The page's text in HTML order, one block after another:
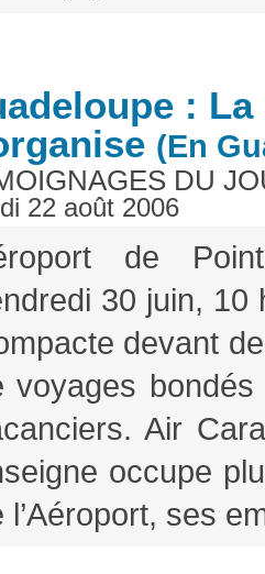
:
(En
DU
22 août 2006
de
30 juin, 10
devant
voyages
Air
occupe
l’Aéroport, ses